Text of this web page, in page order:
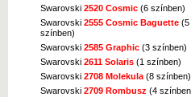
Swarovski 2520 Cosmic (6 színben)
Swarovski 2555 Cosmic Baguette (5
színben)
Swarovski 2585 Graphic (3 színben)
Swarovski 2611 Solaris (1 színben)
Swarovski 2708 Molekula (8 színben)
Swarovski 2709 Rombusz (4